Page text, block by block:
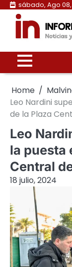
Skip
content
sábado, Ago
Home
Leo Nardini
de la Plaza
Leo
la puesta
Central
18 julio, 2024